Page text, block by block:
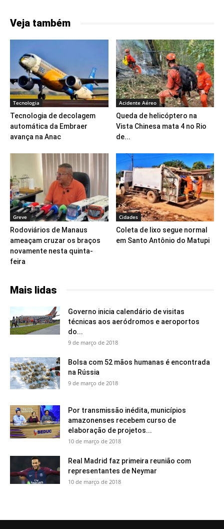
Veja também
Tecnologia
Tecnologia de decolagem
automática da Embraer
avança na Anac
Acidente Aéreo
Queda de helicóptero na
Vista Chinesa mata 4 no Rio
de...
Greve
Rodoviários de Manaus
ameaçam cruzar os braços
novamente nesta quinta-
feira
Cidades
Coleta de lixo segue normal
em Santo Antônio do Matupi
Mais lidas
Governo inicia calendário de visitas
técnicas aos aeródromos e aeroportos
do...
9 de março de 2018
Bolsa com 52 mãos humanas é encontrada
na Rússia
9 de março de 2018
Por transmissão inédita, municípios
amazonenses recebem curso de
elaboração de projetos...
10 de março de 2018
Real Madrid faz primeira reunião com
representantes de Neymar
10 de março de 2018